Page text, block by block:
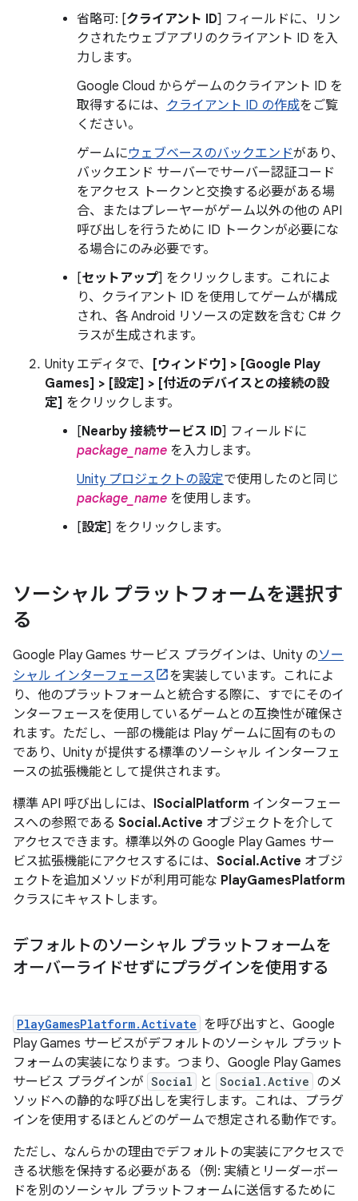
省略可: [クライアント ID] フィールドに、リン
クされたウェブアプリのクライアント ID を入
力します。
Google Cloud からゲームのクライアント ID を
取得するには、 クライアント ID の作成をご覧
ください。
ゲームにウェブベースのバックエンドがあり、
バックエンド サーバーでサーバー認証コード
をアクセス トークンと交換する必要がある場
合、またはプレーヤーがゲーム以外の他の API
呼び出しを行うために ID トークンが必要にな
る場合にのみ必要です。
[セットアップ] をクリックします。これによ
り、クライアント ID を使用してゲームが構成
され、各 Android リソースの定数を含む C# ク
ラスが生成されます。
Unity エディタで、
[ウィンドウ] > [Google Play
Games] > [設定] > [付近のデバイスとの接続の設
定] をクリックします。
[Nearby 接続サービス ID] フィールドに
package_name を入力します。
Unity プロジェクトの設定で使用したのと同じ
package_name を使用します。
[設定] をクリックします。
ソーシャル プラットフォームを選択す
る
Google Play Games サービス プラグインは、Unity のソー
シャル インターフェース
を実装しています。これによ
り、他のプラットフォームと統合する際に、すでにそのイ
ンターフェースを使用しているゲームとの互換性が確保さ
れます。ただし、一部の機能は Play ゲームに固有のもの
であり、Unity が提供する標準のソーシャル インターフェ
ースの拡張機能として提供されます。
標準 API 呼び出しには、 ISocialPlatform インターフェー
スへの参照である Social.Active オブジェクトを介して
アクセスできます。標準以外の Google Play Games サー
ビス拡張機能にアクセスするには、 Social.Active オブジ
ェクトを追加メソッドが利用可能な PlayGamesPlatform
クラスにキャストします。
デフォルトのソーシャル プラットフォームを
オーバーライドせずにプラグインを使用する
PlayGamesPlatform.Activate を呼び出すと、Google
Play Games サービスがデフォルトのソーシャル プラット
フォームの実装になります。つまり、Google Play Games
サービス プラグインが Social と Social.Active のメ
ソッドへの静的な呼び出しを実行します。これは、プラグ
インを使用するほとんどのゲームで想定される動作です。
ただし、なんらかの理由でデフォルトの実装にアクセスで
きる状態を保持する必要がある（例: 実績とリーダーボー
ドを別のソーシャル プラットフォームに送信するために